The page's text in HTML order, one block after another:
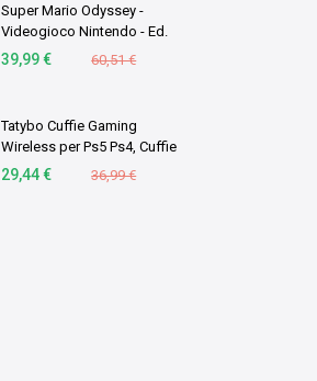
Super Mario Odyssey -
Videogioco Nintendo - Ed.
Italiana - Versione su
39,99 € 60,51 €
Tatybo Cuffie Gaming
Wireless per Ps5 Ps4, Cuffie
con 2.4 GHz USB/Type-C
29,44 € 36,99 €